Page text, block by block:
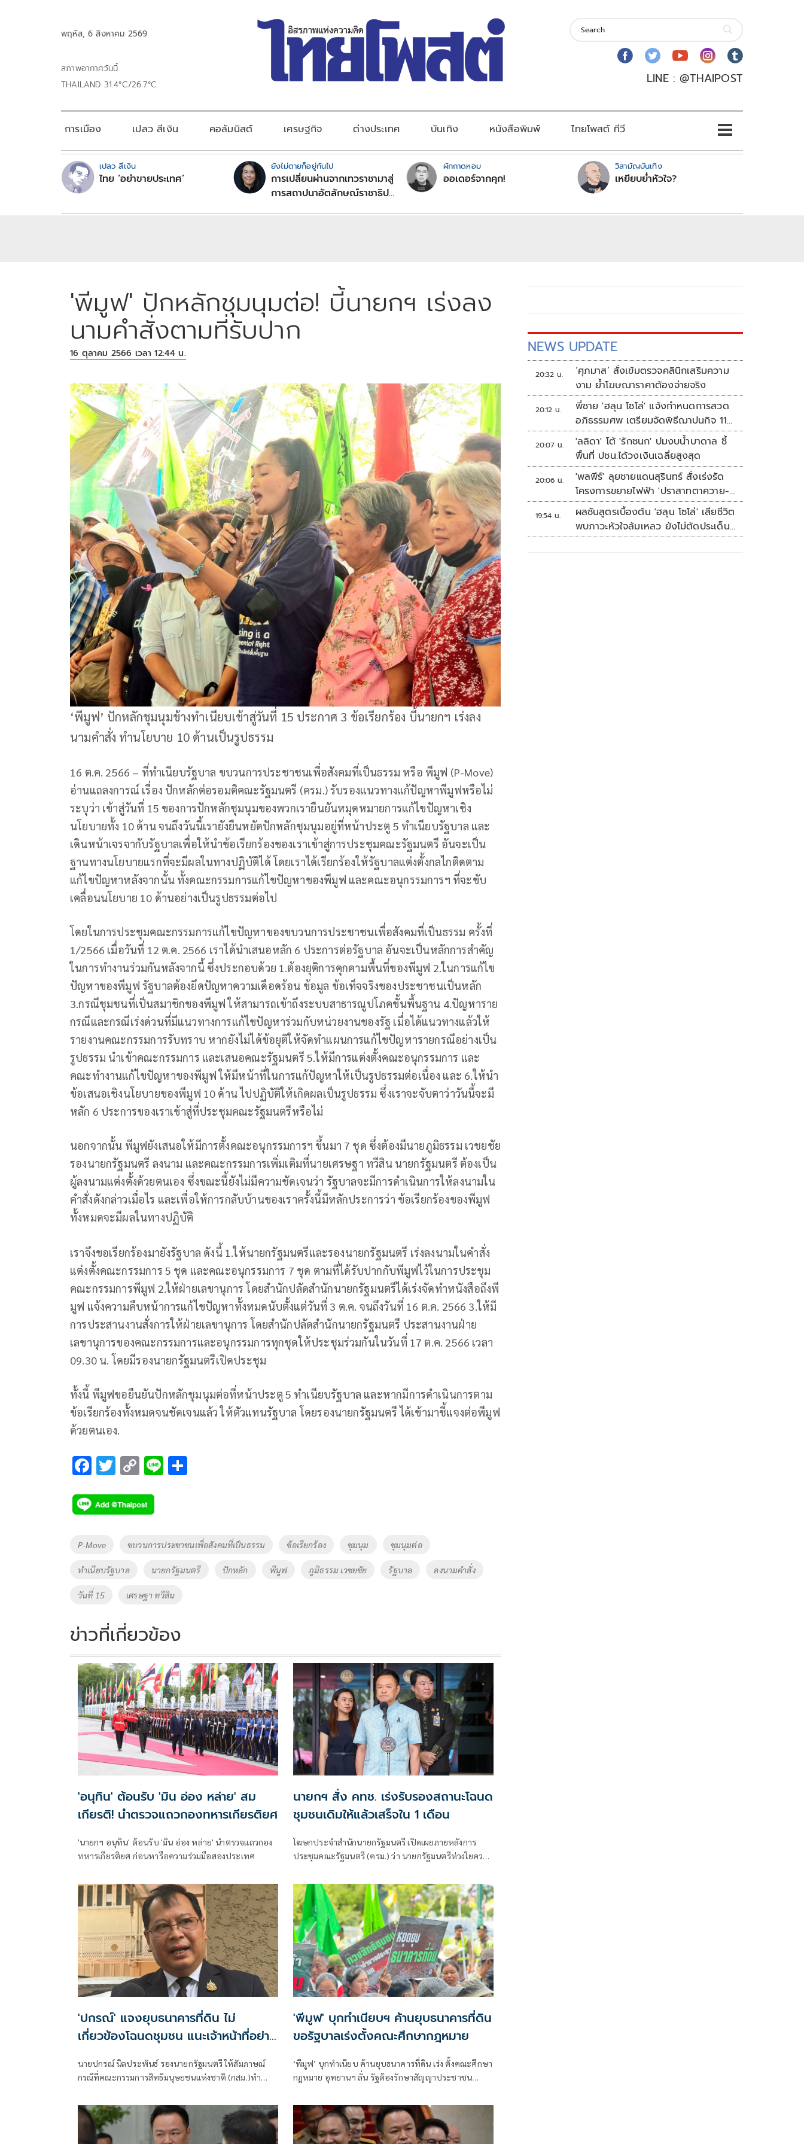
พฤหัส, 6 สิงหาคม 2569
สภาพอากาศวันนี้
THAILAND 31.4°C/26.7°C
LINE : @THAIPOST
การเมือง เปลว สีเงิน คอลัมนิสต์ เศรษฐกิจ ต่างประเทศ บันเทิง หนังสือพิมพ์ ไทยโพสต์ ทีวี
เปลว สีเงิน
ไทย ‘อย่าขายประเทศ’
ยังไม่ตายก็อยู่กันไป
การเปลี่ยนผ่านจากเทวราชามาสู่
การสถาปนาอัตลักษณ์ราชาธิป
ผักกาดหอม
ออเดอร์จากคุก!
วิสามัญบันเทิง
เหยียบย่ำหัวใจ?
'พีมูฟ' ปักหลักชุมนุมต่อ! บี้นายกฯ เร่งลง
นามคำสั่งตามที่รับปาก
16 ตุลาคม 2566 เวลา 12:44 น.
‘พีมูฟ’ ปักหลักชุมนุมข้างทำเนียบเข้าสู่วันที่ 15 ประกาศ 3 ข้อเรียกร้อง บี้นายกฯ เร่งลง
นามคำสั่ง ทำนโยบาย 10 ด้านเป็นรูปธรรม
16 ต.ค. 2566 – ที่ทำเนียบรัฐบาล ขบวนการประชาชนเพื่อสังคมที่เป็นธรรม หรือ พีมูฟ (P-Move)
อ่านแถลงการณ์ เรื่อง ปักหลักต่อรอมติคณะรัฐมนตรี (ครม.) รับรองแนวทางแก้ปัญหาพีมูฟหรือไม่
ระบุว่า เข้าสู่วันที่ 15 ของการปักหลักชุมนุมของพวกเรายืนยันหมุดหมายการแก้ไขปัญหาเชิง
นโยบายทั้ง 10 ด้าน จนถึงวันนี้เรายังยืนหยัดปักหลักชุมนุมอยู่ที่หน้าประตู 5 ทำเนียบรัฐบาล และ
เดินหน้าเจรจากับรัฐบาลเพื่อให้นำข้อเรียกร้องของเราเข้าสู่การประชุมคณะรัฐมนตรี อันจะเป็น
ฐานทางนโยบายแรกที่จะมีผลในทางปฏิบัติได้ โดยเราได้เรียกร้องให้รัฐบาลแต่งตั้งกลไกติดตาม
แก้ไขปัญหาหลังจากนั้น ทั้งคณะกรรมการแก้ไขปัญหาของพีมูฟ และคณะอนุกรรมการฯ ที่จะขับ
เคลื่อนนโยบาย 10 ด้านอย่างเป็นรูปธรรมต่อไป
โดยในการประชุมคณะกรรมการแก้ไขปัญหาของขบวนการประชาชนเพื่อสังคมที่เป็นธรรม ครั้งที่
1/2566 เมื่อวันที่ 12 ต.ค. 2566 เราได้นำเสนอหลัก 6 ประการต่อรัฐบาล อันจะเป็นหลักการสำคัญ
ในการทำงานร่วมกันหลังจากนี้ ซึ่งประกอบด้วย 1.ต้องยุติการคุกคามพื้นที่ของพีมูฟ 2.ในการแก้ไข
ปัญหาของพีมูฟ รัฐบาลต้องยึดปัญหาความเดือดร้อน ข้อมูล ข้อเท็จจริงของประชาชนเป็นหลัก
3.กรณีชุมชนที่เป็นสมาชิกของพีมูฟ ให้สามารถเข้าถึงระบบสาธารณูปโภคขั้นพื้นฐาน 4.ปัญหาราย
กรณีและกรณีเร่งด่วนที่มีแนวทางการแก้ไขปัญหาร่วมกับหน่วยงานของรัฐ เมื่อได้แนวทางแล้วให้
รายงานคณะกรรมการรับทราบ หากยังไม่ได้ข้อยุติให้จัดทำแผนการแก้ไขปัญหารายกรณีอย่างเป็น
รูปธรรม นำเข้าคณะกรรมการ และเสนอคณะรัฐมนตรี 5.ให้มีการแต่งตั้งคณะอนุกรรมการ และ
คณะทำงานแก้ไขปัญหาของพีมูฟ ให้มีหน้าที่ในการแก้ปัญหาให้เป็นรูปธรรมต่อเนื่อง และ 6.ให้นำ
ข้อเสนอเชิงนโยบายของพีมูฟ 10 ด้าน ไปปฏิบัติให้เกิดผลเป็นรูปธรรม ซึ่งเราจะจับตาว่าวันนี้จะมี
หลัก 6 ประการของเราเข้าสู่ที่ประชุมคณะรัฐมนตรีหรือไม่
นอกจากนั้น พีมูฟยังเสนอให้มีการตั้งคณะอนุกรรมการฯ ขึ้นมา 7 ชุด ซึ่งต้องมีนายภูมิธรรม เวชยชัย
รองนายกรัฐมนตรี ลงนาม และคณะกรรมการเพิ่มเติมที่นายเศรษฐา ทวีสิน นายกรัฐมนตรี ต้องเป็น
ผู้ลงนามแต่งตั้งด้วยตนเอง ซึ่งขณะนี้ยังไม่มีความชัดเจนว่า รัฐบาลจะมีการดำเนินการให้ลงนามใน
คำสั่งดังกล่าวเมื่อไร และเพื่อให้การกลับบ้านของเราครั้งนี้มีหลักประการว่า ข้อเรียกร้องของพีมูฟ
ทั้งหมดจะมีผลในทางปฏิบัติ
เราจึงขอเรียกร้องมายังรัฐบาล ดังนี้ 1.ให้นายกรัฐมนตรีและรองนายกรัฐมนตรี เร่งลงนามในคำสั่ง
แต่งตั้งคณะกรรมการ 5 ชุด และคณะอนุกรรมการ 7 ชุด ตามที่ได้รับปากกับพีมูฟไว้ในการประชุม
คณะกรรมการพีมูฟ 2.ให้ฝ่ายเลขานุการ โดยสำนักปลัดสำนักนายกรัฐมนตรีได้เร่งจัดทำหนังสือถึงพี
มูฟ แจ้งความคืบหน้าการแก้ไขปัญหาทั้งหมดนับตั้งแต่วันที่ 3 ต.ค. จนถึงวันที่ 16 ต.ค. 2566 3.ให้มี
การประสานงานสั่งการให้ฝ่ายเลขานุการ โดยสำนักปลัดสำนักนายกรัฐมนตรี ประสานงานฝ่าย
เลขานุการของคณะกรรมการและอนุกรรมการทุกชุดให้ประชุมร่วมกันในวันที่ 17 ต.ค. 2566 เวลา
09.30 น. โดยมีรองนายกรัฐมนตรีเปิดประชุม
ทั้งนี้ พีมูฟขอยืนยันปักหลักชุมนุมต่อที่หน้าประตู 5 ทำเนียบรัฐบาล และหากมีการดำเนินการตาม
ข้อเรียกร้องทั้งหมดจนชัดเจนแล้ว ให้ตัวแทนรัฐบาล โดยรองนายกรัฐมนตรี ได้เข้ามาชี้แจงต่อพีมูฟ
ด้วยตนเอง.
F
e
b
o
o
k
T
tt
er
C
p
y
Li
Li
Tags
P-Move ขบวนการประชาชนเพื่อสังคมที่เป็นธรรม ข้อเรียกร้อง ชุมนุม ชุมนุมต่อ
ทำเนียบรัฐบาล นายกรัฐมนตรี ปักหลัก พีมูฟ ภูมิธรรม เวชยชัย รัฐบาล ลงนามคำสั่ง
วันที่ 15 เศรษฐา ทวีสิน
ข่าวที่เกี่ยวข้อง
'อนุทิน' ต้อนรับ 'มิน อ่อง หล่าย' สม
เกียรติ! นำตรวจแถวกองทหารเกียรติยศ
'นายกฯ อนุทิน' ต้อนรับ 'มิน อ่อง หล่าย' นำตรวจแถวกอง
ทหารเกียรติยศ ก่อนหารือความร่วมมือสองประเทศ
นายกฯ สั่ง คทช. เร่งรับรองสถานะโฉนด
ชุมชนเดิมให้แล้วเสร็จใน 1 เดือน
โฆษกประจำสำนักนายกรัฐมนตรี เปิดเผยภายหลังการ
ประชุมคณะรัฐมนตรี (ครม.) ว่า นายกรัฐมนตรีห่วงใยความ
ประชาชนเพื่อสังคมที่เป็นธรรม (P-Move)
'ปกรณ์' แจงยุบธนาคารที่ดิน ไม่
เกี่ยวข้องโฉนดชุมชน แนะเจ้าหน้าที่อย่า
นายปกรณ์ นิลประพันธ์ รองนายกรัฐมนตรี ให้สัมภาษณ์
กรณีที่คณะกรรมการสิทธิมนุษยชนแห่งชาติ (กสม.)ทำ
สถาบันบริหารจัดการธนาคารที่ดิน (องค์การมหาชน) หรือ
บจธ. รวมถึงกลุ่มขบวนการประชาชนเพื่อสังคมที่เป็นธรรม
(พีมูฟ)
'พีมูฟ' บุกทำเนียบฯ ค้านยุบธนาคารที่ดิน
ขอรัฐบาลเร่งตั้งคณะศึกษากฎหมาย
‘พีมูฟ’ บุกทำเนียบ ค้านยุบธนาคารที่ดิน เร่ง ตั้งคณะศึกษา
กฎหมาย อุทยานฯ ลั่น รัฐต้องรักษาสัญญาประชาชน
NEWS UPDATE
20:32 น.
‘ศุภมาส’ สั่งเข้มตรวจคลินิกเสริมความ
งาม ย้ำโฆษณาราคาต้องจ่ายจริง
20:12 น.
พี่ชาย 'ฮลุน โซโล่' แจ้งกำหนดการสวด
อภิธรรมศพ เตรียมจัดพิธีฌาปนกิจ 11
ส.ค.
20:07 น.
'ลลิดา' โต้ 'รักชนก' ปมงบน้ำบาดาล ชี้
พื้นที่ ปชน.ได้วงเงินเฉลี่ยสูงสุด
20:06 น.
'พลพีร์' ลุยชายแดนสุรินทร์ สั่งเร่งรัด
โครงการขยายไฟฟ้า 'ปราสาทตาควาย-
เนิน 350'
19:54 น.
ผลชันสูตรเบื้องต้น 'ฮลุน โซโล่' เสียชีวิต
พบภาวะหัวใจล้มเหลว ยังไม่ตัดประเด็น
สารพิษ รอจอร์เจียส่งผลตรวจครั้งแรก